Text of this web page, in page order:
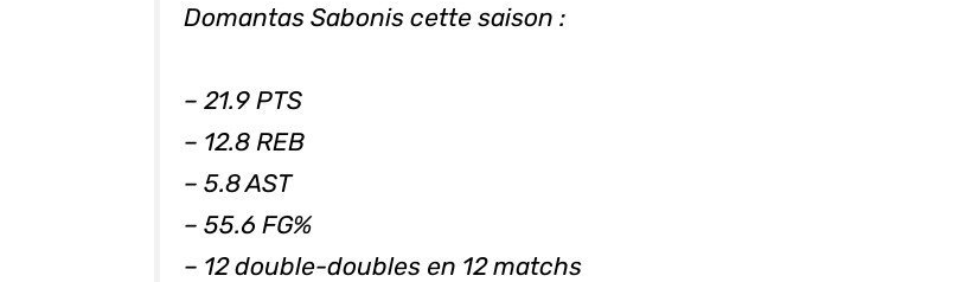
Domantas Sabonis cette saison :
– 21.9 PTS
– 12.8 REB
– 5.8 AST
– 55.6 FG%
– 12 double-doubles en 12 matchs